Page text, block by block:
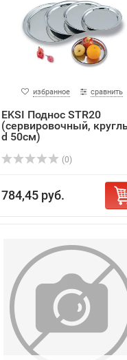
избранное сравнить
EKSI Поднос STR20
(сервировочный,
d 50см)
(0)
784,45 руб.